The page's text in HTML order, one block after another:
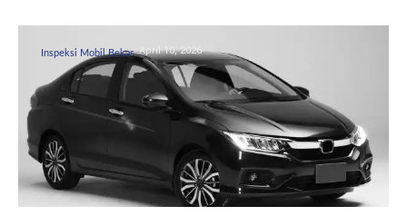
Inspeksi Mobil Bekas April 10, 2026